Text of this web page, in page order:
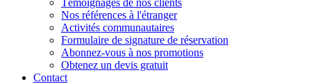
Témoignages de nos clients
Nos références à l'étranger
Activités communautaires
Formulaire de signature de réservation
Abonnez-vous à nos promotions
Obtenez un devis gratuit
Contact